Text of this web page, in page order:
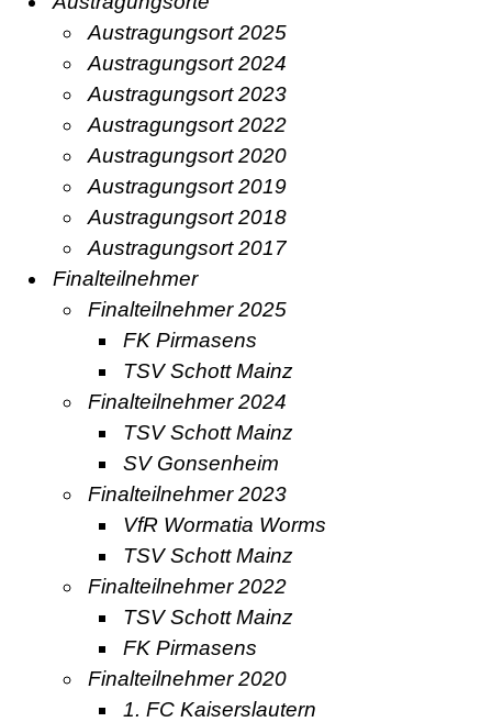
Austragungsort 2025
Austragungsort 2024
Austragungsort 2023
Austragungsort 2022
Austragungsort 2020
Austragungsort 2019
Austragungsort 2018
Austragungsort 2017
Finalteilnehmer
Finalteilnehmer 2025
FK Pirmasens
TSV Schott Mainz
Finalteilnehmer 2024
TSV Schott Mainz
SV Gonsenheim
Finalteilnehmer 2023
VfR Wormatia Worms
TSV Schott Mainz
Finalteilnehmer 2022
TSV Schott Mainz
FK Pirmasens
Finalteilnehmer 2020
1. FC Kaiserslautern